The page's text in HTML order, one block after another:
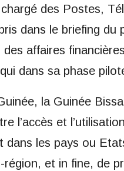
des Postes,
dans le briefing
affaires
dans sa phase
la Guinée
l’accès et
dans les pays ou
et in fine, de